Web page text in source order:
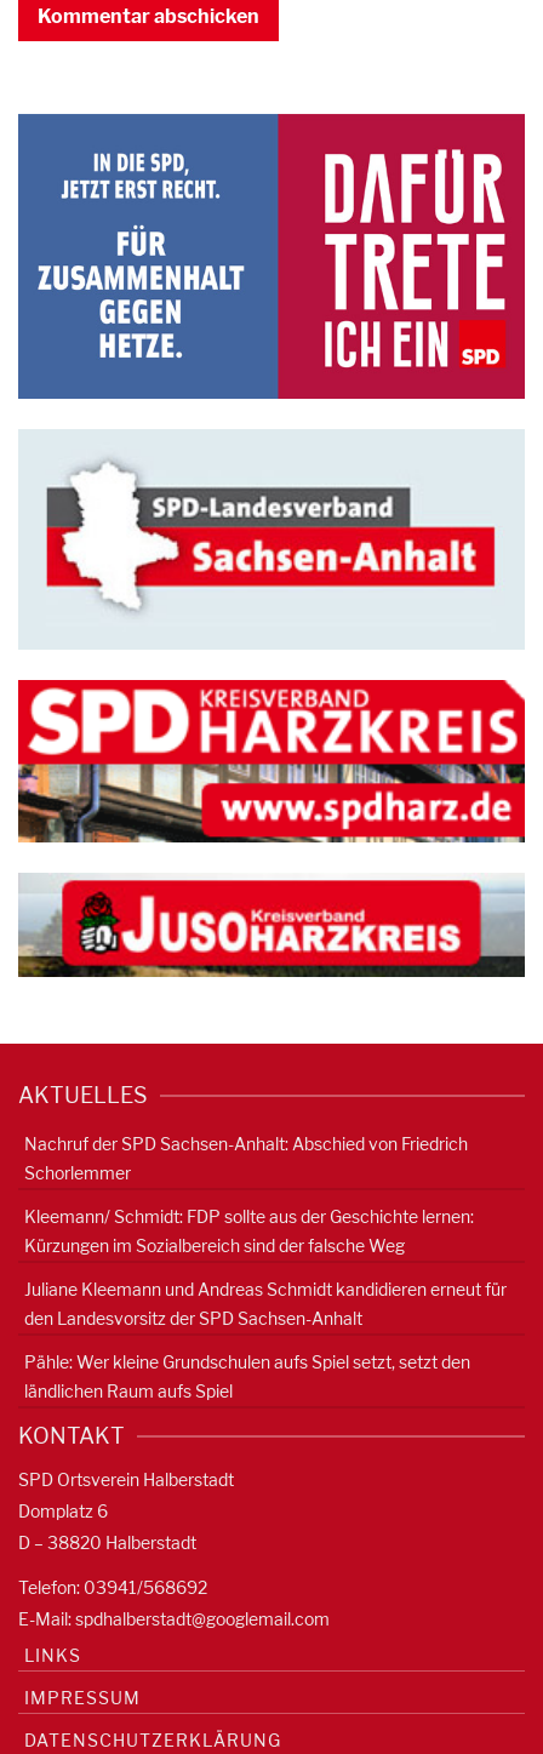
AKTUELLES
Nachruf der SPD Sachsen-Anhalt: Abschied von Friedrich
Schorlemmer
Kleemann/ Schmidt: FDP sollte aus der Geschichte lernen:
Kürzungen im Sozialbereich sind der falsche Weg
Juliane Kleemann und Andreas Schmidt kandidieren erneut für
den Landesvorsitz der SPD Sachsen-Anhalt
Pähle: Wer kleine Grundschulen aufs Spiel setzt, setzt den
ländlichen Raum aufs Spiel
KONTAKT
SPD Ortsverein Halberstadt
Domplatz 6
D – 38820 Halberstadt
Telefon: 03941/568692
E-Mail:spdhalberstadt@googlemail.com
LINKS
IMPRESSUM
DATENSCHUTZERKLÄRUNG